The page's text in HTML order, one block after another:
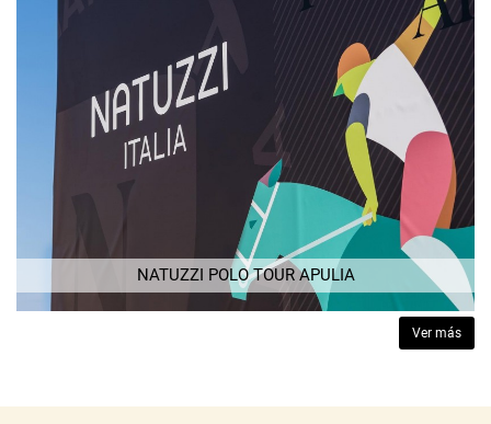
NATUZZI POLO TOUR APULIA
Ver más